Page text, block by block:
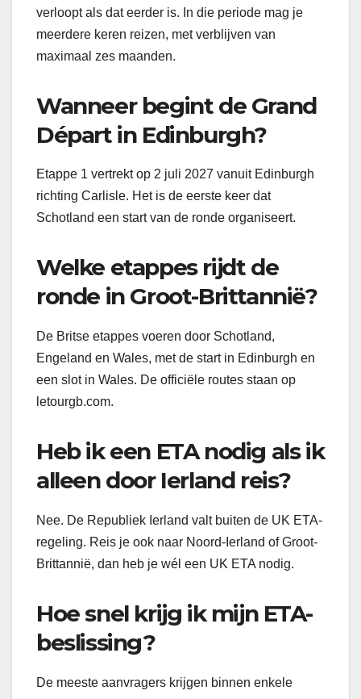
verloopt als dat eerder is. In die periode mag je
meerdere keren reizen, met verblijven van
maximaal zes maanden.
Wanneer begint de Grand
Départ in Edinburgh?
Etappe 1 vertrekt op 2 juli 2027 vanuit Edinburgh
richting Carlisle. Het is de eerste keer dat
Schotland een start van de ronde organiseert.
Welke etappes rijdt de
ronde in Groot-Brittannië?
De Britse etappes voeren door Schotland,
Engeland en Wales, met de start in Edinburgh en
een slot in Wales. De officiële routes staan op
letourgb.com.
Heb ik een ETA nodig als ik
alleen door Ierland reis?
Nee. De Republiek Ierland valt buiten de UK ETA-
regeling. Reis je ook naar Noord-Ierland of Groot-
Brittannië, dan heb je wél een UK ETA nodig.
Hoe snel krijg ik mijn ETA-
beslissing?
De meeste aanvragers krijgen binnen enkele